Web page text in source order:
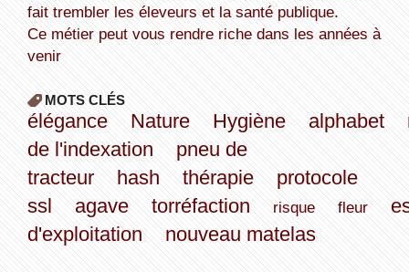
fait trembler les éleveurs et la santé publique.
Ce métier peut vous rendre riche dans les années à
venir
MOTS CLÉS
élégance Nature Hygiène alphabet
de l'indexation
pneu de
tracteur
hash thérapie
protocole
ssl
agave torréfaction risque fleur
d'exploitation
nouveau matelas